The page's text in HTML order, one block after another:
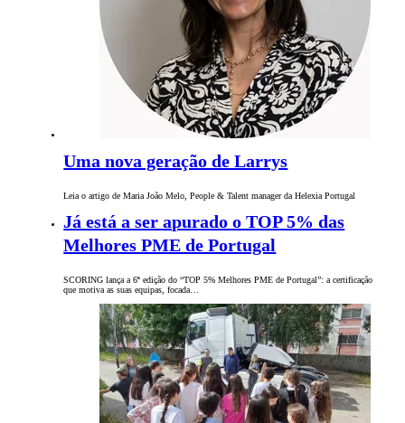
Uma nova geração de Larrys
Leia o artigo de Maria João Melo, People & Talent manager da Helexia Portugal
Já está a ser apurado o TOP 5% das
Melhores PME de Portugal
SCORING lança a 6ª edição do “TOP 5% Melhores PME de Portugal”: a certificação
que motiva as suas equipas, focada…